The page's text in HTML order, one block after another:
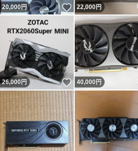
20,000円 いいね！
22,000円
26,000円 いいね！
40,000 円